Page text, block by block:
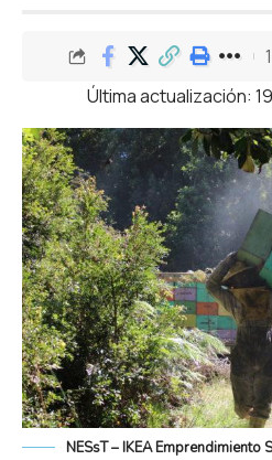
Última actualización:
NESsT – IKEA